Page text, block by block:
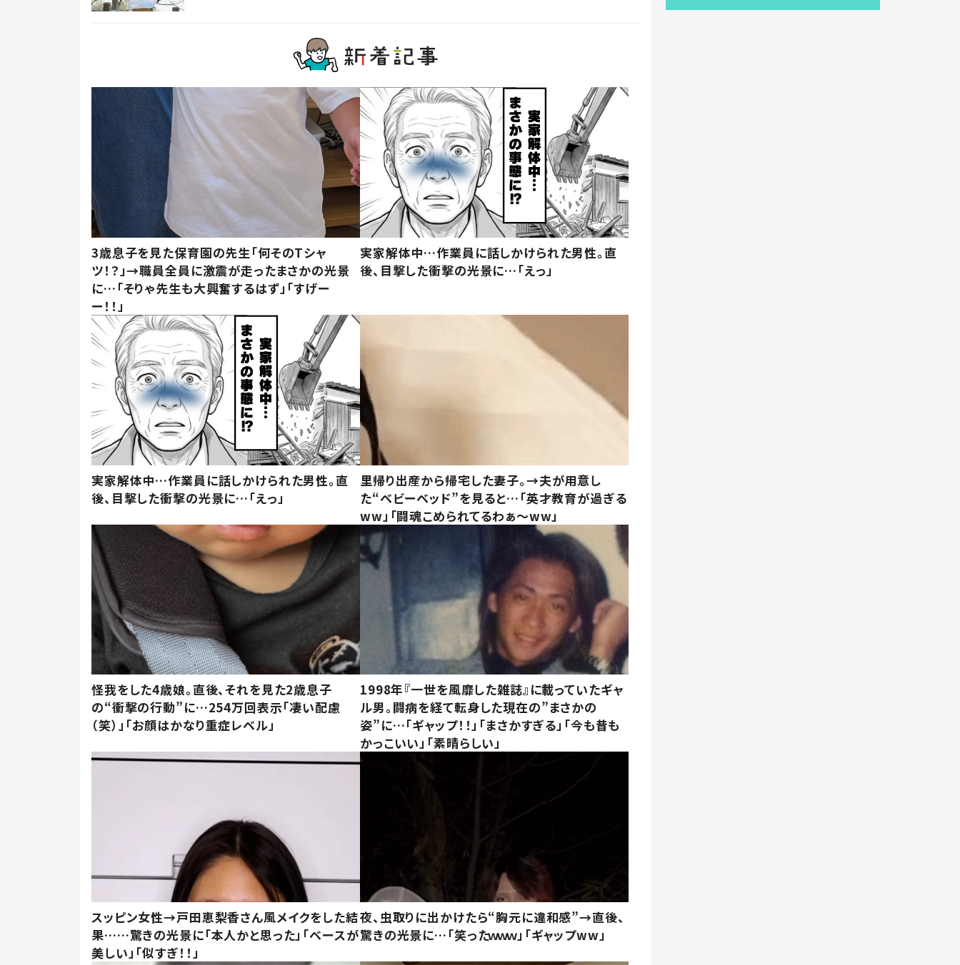
3歳息子を見た保育園の先生「何そのTシャ
ツ！？」→職員全員に激震が走ったまさかの光景
に…「そりゃ先生も大興奮するはず」「すげー
ー！！」
実家解体中…作業員に話しかけられた男性。直
後、目撃した衝撃の光景に…「えっ」
実家解体中…作業員に話しかけられた男性。直
後、目撃した衝撃の光景に…「えっ」
里帰り出産から帰宅した妻子。→夫が用意し
た“ベビーベッド”を見ると…「英才教育が過ぎる
ww」「闘魂こめられてるわぁ～ww」
怪我をした4歳娘。直後、それを見た2歳息子
の“衝撃の行動”に…254万回表示「凄い配慮
（笑）」「お顔はかなり重症レベル」
1998年『一世を風靡した雑誌』に載っていたギャ
ル男。闘病を経て転身した現在の”まさかの
姿”に…「ギャップ！！」「まさかすぎる」「今も昔も
かっこいい」「素晴らしい」
スッピン女性→戸田恵梨香さん風メイクをした結
果……驚きの光景に「本人かと思った」「ベースが
美しい」「似すぎ！！」
夜、虫取りに出かけたら“胸元に違和感”→直後、
驚きの光景に…「笑ったｗｗｗ」「ギャップww」